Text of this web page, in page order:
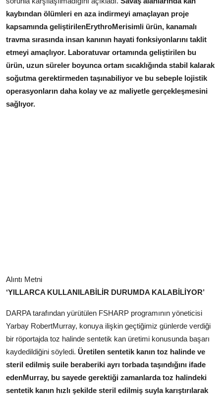
kaybından ölümleri en aza indirmeyi amaçlayan proje
kapsamında geliştirilenErythroMerisimli ürün, kanamalı
travma sırasında insan kanının hayati fonksiyonlarını taklit
etmeyi amaçlıyor. Laboratuvar ortamında geliştirilen bu
ürün, uzun süreler boyunca ortam sıcaklığında stabil kalarak
soğutma gerektirmeden taşınabiliyor ve bu sebeple lojistik
operasyonların daha kolay ve az maliyetle gerçekleşmesini
sağlıyor.
Alıntı Metni
‘YILLARCA KULLANILABİLİR DURUMDA KALABİLİYOR’
DARPA tarafından yürütülen FSHARP programının yöneticisi
Yarbay RobertMurray, konuya ilişkin geçtiğimiz günlerde verdiği
bir röportajda toz halinde sentetik kan üretimi konusunda başarı
kaydedildiğini söyledi. Üretilen sentetik kanın toz halinde ve
steril edilmiş suile beraberiki ayrı torbada taşındığını ifade
edenMurray, bu sayede gerektiği zamanlarda toz halindeki
sentetik kanın hızlı şekilde steril edilmiş suyla karıştırılarak